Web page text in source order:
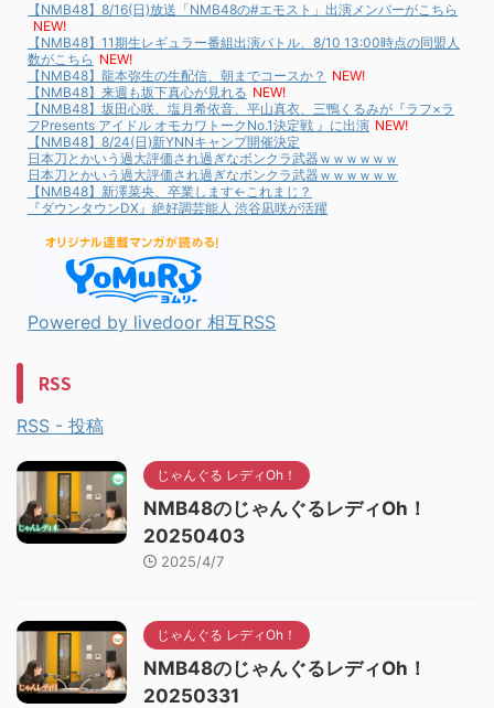
【NMB48】8/16(日)放送「NMB48の#エモスト」出演メンバーがこちら
NEW!
【NMB48】11期生レギュラー番組出演バトル、8/10 13:00時点の同盟人
数がこちら NEW!
【NMB48】龍本弥生の生配信、朝までコースか？ NEW!
【NMB48】来週も坂下真心が見れる NEW!
【NMB48】坂田心咲、塩月希依音、平山真衣、三鴨くるみが『ラフ×ラ
フPresents アイドル オモカワトークNo.1決定戦 』に出演 NEW!
【NMB48】8/24(日)新YNNキャンプ開催決定
日本刀とかいう過大評価され過ぎなボンクラ武器ｗｗｗｗｗｗ
日本刀とかいう過大評価され過ぎなボンクラ武器ｗｗｗｗｗｗ
【NMB48】新澤菜央、卒業します←これまじ？
『ダウンタウンDX』絶好調芸能人 渋谷凪咲が活躍
Powered by livedoor 相互RSS
RSS
RSS - 投稿
じゃんぐる レディOh！
NMB48のじゃんぐるレディOh！
20250403
2025/4/7
じゃんぐる レディOh！
NMB48のじゃんぐるレディOh！
20250331